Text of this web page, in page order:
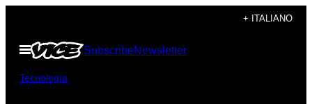
contenuto
+ ITALIANO
Apri
SubscribeNewsletter
Tecnología